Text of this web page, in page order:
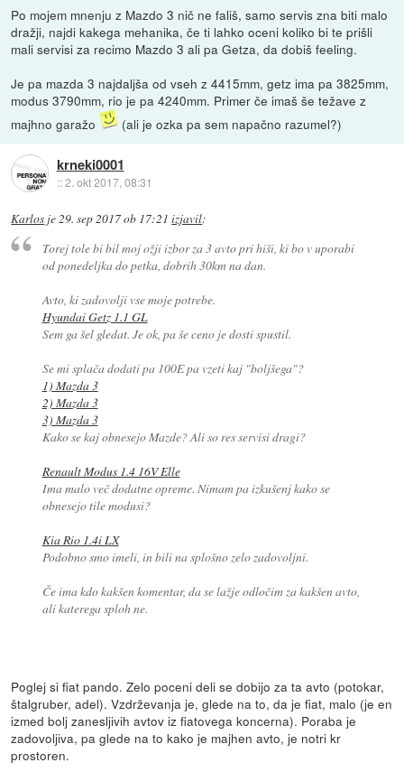
Po mojem mnenju z Mazdo 3 nič ne fališ, samo servis zna biti malo
dražji, najdi kakega mehanika, če ti lahko oceni koliko bi te prišli
mali servisi za recimo Mazdo 3 ali pa Getza, da dobiš feeling.
Je pa mazda 3 najdaljša od vseh z 4415mm, getz ima pa 3825mm,
modus 3790mm, rio je pa 4240mm. Primer če imaš še težave z
majhno garažo
(ali je ozka pa sem napačno razumel?)
krneki0001
::2. okt 2017, 08:31
Karlos je29. sep 2017 ob 17:21 izjavil:
Torej tole bi bil moj ožji izbor za 3 avto pri hiši, ki bo v uporabi
od ponedeljka do petka, dobrih 30km na dan.
Avto, ki zadovolji vse moje potrebe.
Hyundai Getz 1.1 GL
Sem ga šel gledat. Je ok, pa še ceno je dosti spustil.
Se mi splača dodati pa 100E pa vzeti kaj "boljšega"?
1) Mazda 3
2) Mazda 3
3) Mazda 3
Kako se kaj obnesejo Mazde? Ali so res servisi dragi?
Renault Modus 1.4 16V Elle
Ima malo več dodatne opreme. Nimam pa izkušenj kako se
obnesejo tile modusi?
Kia Rio 1.4i LX
Podobno smo imeli, in bili na splošno zelo zadovoljni.
Če ima kdo kakšen komentar, da se lažje odločim za kakšen avto,
ali katerega sploh ne.
Poglej si fiat pando. Zelo poceni deli se dobijo za ta avto (potokar,
štalgruber, adel). Vzdrževanja je, glede na to, da je fiat, malo (je en
izmed bolj zanesljivih avtov iz fiatovega koncerna). Poraba je
zadovoljiva, pa glede na to kako je majhen avto, je notri kr
prostoren.